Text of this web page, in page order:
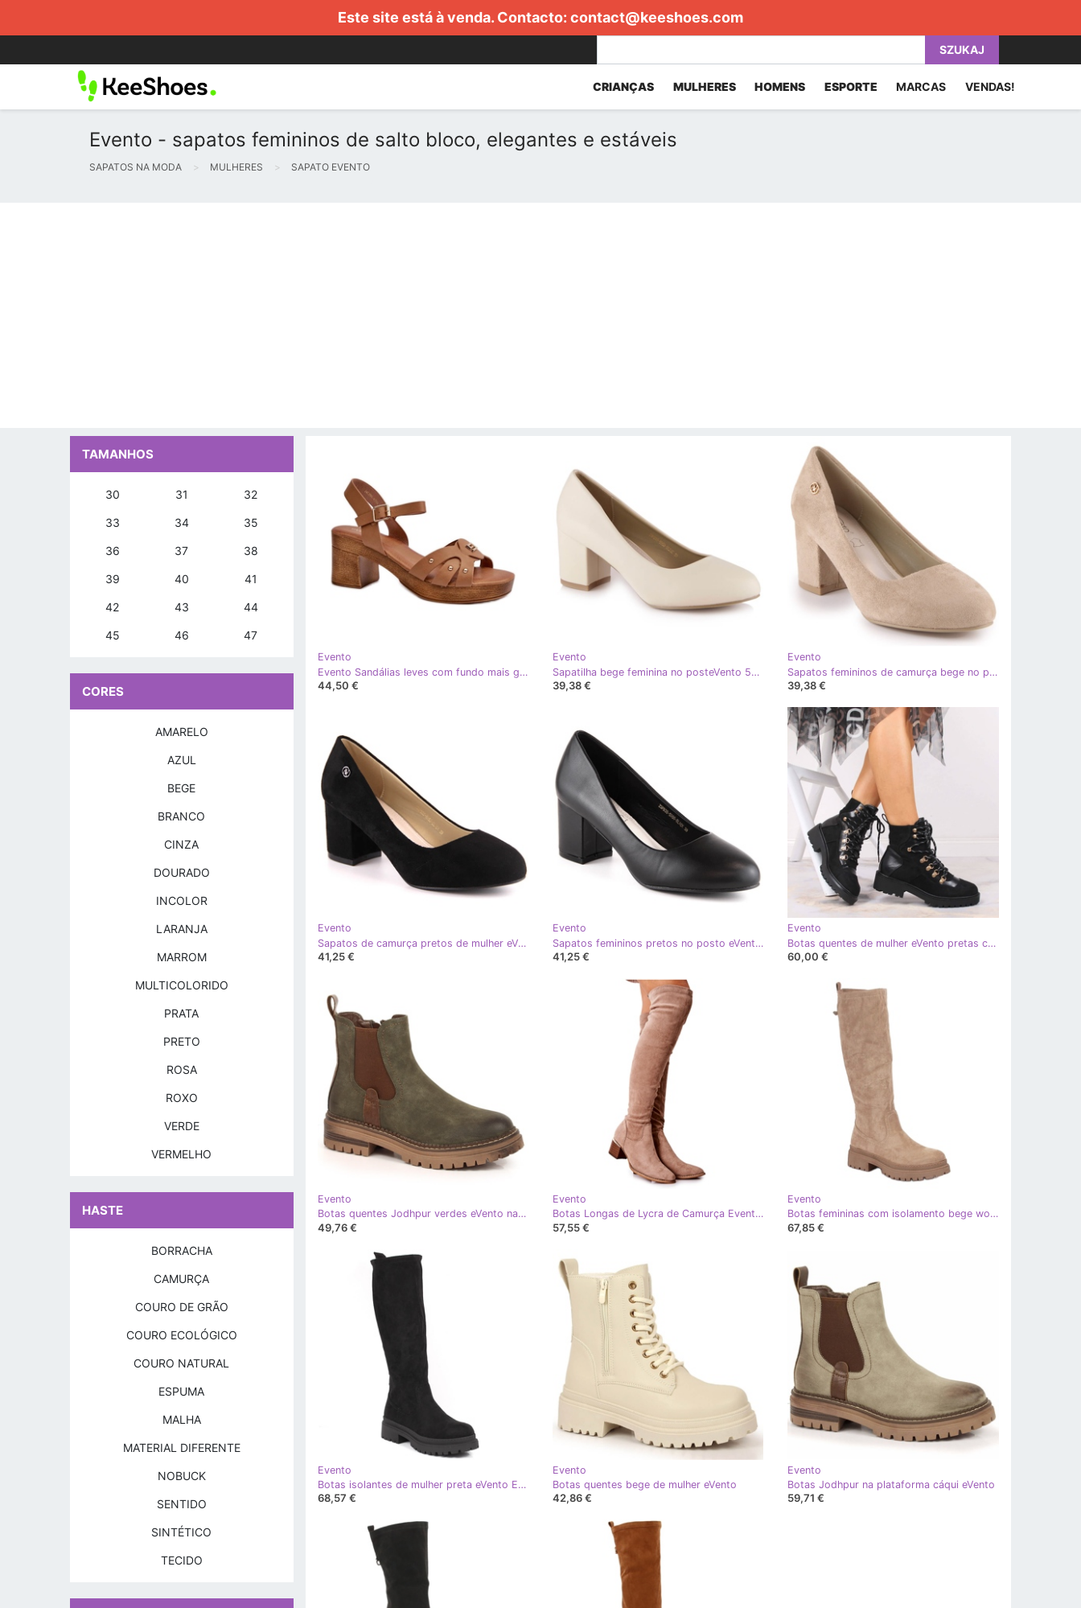
Este site está à venda. Contacto: contact@keeshoes.com
SZUKAJ
CRIANÇAS MULHERES HOMENS ESPORTE MARCAS VENDAS!
Evento - sapatos femininos de salto bloco, elegantes e estáveis
SAPATOS NA MODA MULHERES SAPATO EVENTO
Evento
Evento Sandálias leves com fundo mais grosso, marrom
44,50 €
Evento
Sapatilha bege feminina no posteVento 5950
39,38 €
Evento
Sapatos femininos de camurça bege no posteVento 5952
39,38 €
Evento
Sapatos de camurça pretos de mulher eVento 5952
41,25 €
Evento
Sapatos femininos pretos no posto eVento 5950
41,25 €
Evento
Botas quentes de mulher eVento pretas com atacadores preto
60,00 €
Evento
Botas quentes Jodhpur verdes eVento na plataforma
49,76 €
Evento
Botas Longas de Lycra de Camurça Evento 20KZ35-3330 Bege
57,55 €
Evento
Botas femininas com isolamento bege workery eVento EVE369B
67,85 €
Evento
Botas isolantes de mulher preta eVento EVE369A preto
68,57 €
Evento
Botas quentes bege de mulher eVento
42,86 €
Evento
Botas Jodhpur na plataforma cáqui eVento
59,71 €
TAMANHOS
30 31 32
33 34 35
36 37 38
39 40 41
42 43 44
45 46 47
CORES
AMARELO
AZUL
BEGE
BRANCO
CINZA
DOURADO
INCOLOR
LARANJA
MARROM
MULTICOLORIDO
PRATA
PRETO
ROSA
ROXO
VERDE
VERMELHO
HASTE
BORRACHA
CAMURÇA
COURO DE GRÃO
COURO ECOLÓGICO
COURO NATURAL
ESPUMA
MALHA
MATERIAL DIFERENTE
NOBUCK
SENTIDO
SINTÉTICO
TECIDO